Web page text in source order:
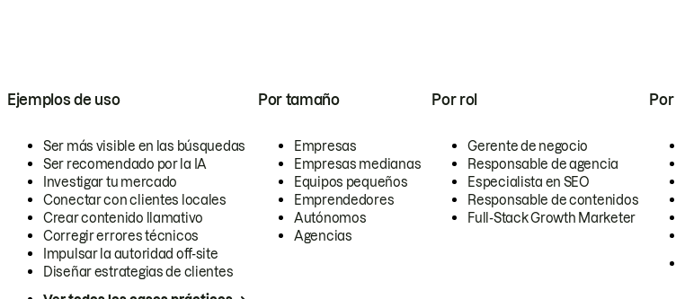
Ejemplos de uso
Ser más visible en las búsquedas
Ser recomendado por la IA
Investigar tu mercado
Conectar con clientes locales
Crear contenido llamativo
Corregir errores técnicos
Impulsar la autoridad off-site
Diseñar estrategias de clientes
Por tamaño
Empresas
Empresas medianas
Equipos pequeños
Emprendedores
Autónomos
Agencias
Por rol
Gerente de negocio
Responsable de agencia
Especialista en SEO
Responsable de contenidos
Full-Stack Growth Marketer